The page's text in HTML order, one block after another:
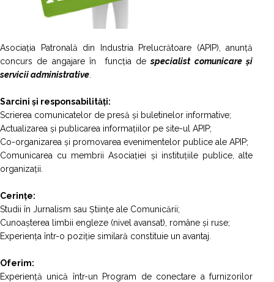
Asociația Patronală din Industria Prelucrătoare (APIP), anunță
concurs de angajare în funcția despecialist comunicare și
servicii administrative
Sarcini și responsabilități:
Scrierea comunicatelor de presă și buletinelor informative;
Actualizarea și publicarea informațiilor pe site-ul APIP;
Co-organizarea și promovarea evenimentelor publice ale APIP;
Comunicarea cu membrii Asociației și instituțiile publice, alte
organizații.
Cerințe:
Studii în Jurnalism sau Științe ale Comunicării;
Cunoașterea limbii engleze (nivel avansat), române și ruse;
Experiența într-o poziție similară constituie un avantaj.
Oferim:
Experiență unică într-un Program de conectare a furnizorilor